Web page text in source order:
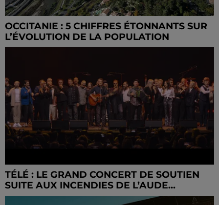
OCCITANIE : 5 CHIFFRES ÉTONNANTS SUR
L’ÉVOLUTION DE LA POPULATION
TÉLÉ : LE GRAND CONCERT DE SOUTIEN
SUITE AUX INCENDIES DE L’AUDE...